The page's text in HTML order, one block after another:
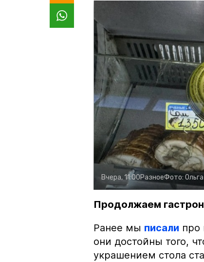
Вчера, 11:00РазноеФото:
Продолжаем
Ранее мы писали про
они достойны того,
украшением стола